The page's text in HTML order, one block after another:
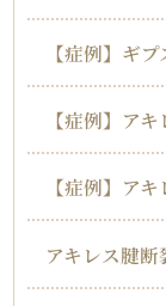
【症例】ギ
【症例】ア
【症例】ア
アキレス腱